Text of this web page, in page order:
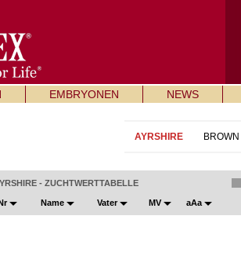
EMBRYONEN NEWS
AYRSHIRE
- ZUCHTWERTTABELLE
Name Vater MV aAa